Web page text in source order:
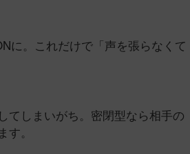
に。これだけで「声を張らなくて
てしまいがち。密閉型なら相手の
。